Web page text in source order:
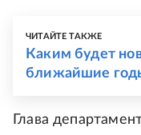
ЧИТАЙТЕ ТАКЖЕ
Каким будет
ближайшие
Глава